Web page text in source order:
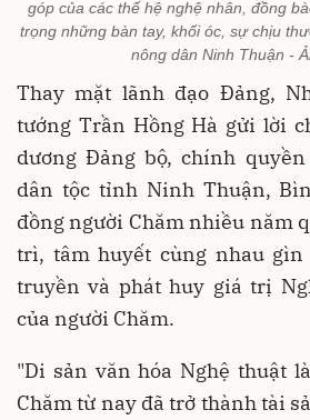
góp của các thế hệ nghệ nhân, đồng
trọng những bàn tay, khối óc, sự chịu
nông dân Ninh Thuận -
Thay mặt lãnh đạo Đảng,
tướng Trần Hồng Hà gửi lời
dương Đảng bộ, chính
dân tộc tỉnh Ninh Thuận,
đồng người Chăm nhiều năm
trì, tâm huyết cùng nhau
truyền và phát huy giá trị
của người Chăm.
"Di sản văn hóa Nghệ thuật
Chăm từ nay đã trở thành tài